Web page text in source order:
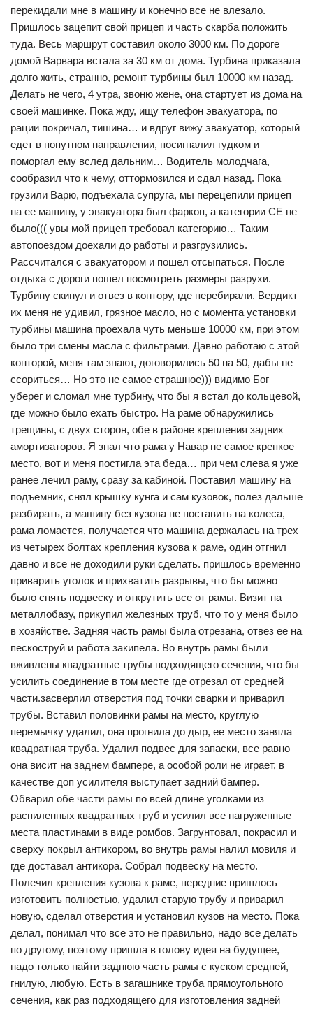
перекидали мне в машину и конечно все не влезало.
Пришлось зацепит свой прицеп и часть скарба положить
туда. Весь маршрут составил около 3000 км. По дороге
домой Варвара встала за 30 км от дома. Турбина приказала
долго жить, странно, ремонт турбины был 10000 км назад.
Делать не чего, 4 утра, звоню жене, она стартует из дома на
своей машинке. Пока жду, ищу телефон эвакуатора, по
рации покричал, тишина… и вдруг вижу эвакуатор, который
едет в попутном направлении, посигналил гудком и
поморгал ему вслед дальним… Водитель молодчага,
сообразил что к чему, оттормозился и сдал назад. Пока
грузили Варю, подъехала супруга, мы перецепили прицеп
на ее машину, у эвакуатора был фаркоп, а категории СЕ не
было((( увы мой прицеп требовал категорию… Таким
автопоездом доехали до работы и разгрузились.
Рассчитался с эвакуатором и пошел отсыпаться. После
отдыха с дороги пошел посмотреть размеры разрухи.
Турбину скинул и отвез в контору, где перебирали. Вердикт
их меня не удивил, грязное масло, но с момента установки
турбины машина проехала чуть меньше 10000 км, при этом
было три смены масла с фильтрами. Давно работаю с этой
конторой, меня там знают, договорились 50 на 50, дабы не
ссориться… Но это не самое страшное))) видимо Бог
уберег и сломал мне турбину, что бы я встал до кольцевой,
где можно было ехать быстро. На раме обнаружились
трещины, с двух сторон, обе в районе крепления задних
амортизаторов. Я знал что рама у Навар не самое крепкое
место, вот и меня постигла эта беда… при чем слева я уже
ранее лечил раму, сразу за кабиной. Поставил машину на
подъемник, снял крышку кунга и сам кузовок, полез дальше
разбирать, а машину без кузова не поставить на колеса,
рама ломается, получается что машина держалась на трех
из четырех болтах крепления кузова к раме, один отгнил
давно и все не доходили руки сделать. пришлось временно
приварить уголок и прихватить разрывы, что бы можно
было снять подвеску и открутить все от рамы. Визит на
металлобазу, прикупил железных труб, что то у меня было
в хозяйстве. Задняя часть рамы была отрезана, отвез ее на
пескоструй и работа закипела. Во внутрь рамы были
вживлены квадратные трубы подходящего сечения, что бы
усилить соединение в том месте где отрезал от средней
части.засверлил отверстия под точки сварки и приварил
трубы. Вставил половинки рамы на место, круглую
перемычку удалил, она прогнила до дыр, ее место заняла
квадратная труба. Удалил подвес для запаски, все равно
она висит на заднем бампере, а особой роли не играет, в
качестве доп усилителя выступает задний бампер.
Обварил обе части рамы по всей длине уголками из
распиленных квадратных труб и усилил все нагруженные
места пластинами в виде ромбов. Загрунтовал, покрасил и
сверху покрыл антикором, во внутрь рамы налил мовиля и
где доставал антикора. Собрал подвеску на место.
Полечил крепления кузова к раме, передние пришлось
изготовить полностью, удалил старую трубу и приварил
новую, сделал отверстия и установил кузов на место. Пока
делал, понимал что все это не правильно, надо все делать
по другому, поэтому пришла в голову идея на будущее,
надо только найти заднюю часть рамы с куском средней,
гнилую, любую. Есть в загашнике труба прямоугольного
сечения, как раз подходящего для изготовления задней